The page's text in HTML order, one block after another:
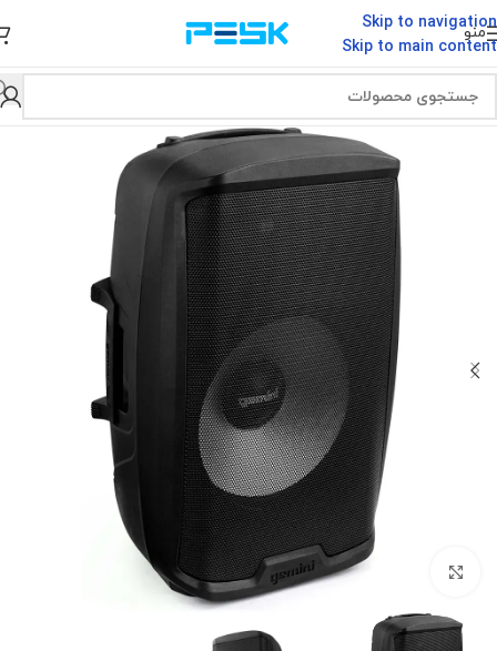
Skip to navigation
Skip to main content
منو
بزرگنمایی تصویر